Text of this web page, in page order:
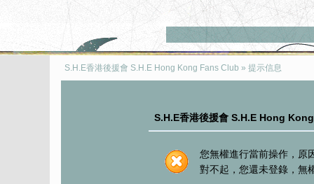
S.H.E香港後援會 S.H.E Hong Kong Fans Club » 提示信息
S.H.E香港後援會 S.H.E Hong
您無權進行當前操作，原
對不起，您還未登錄，無